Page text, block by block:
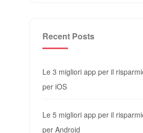
Recent Posts
Le 3 migliori app per il
per iOS
Le 5 migliori app per il
per Android